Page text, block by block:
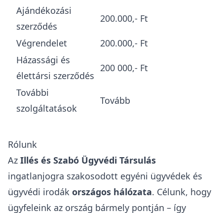
Ajándékozási
szerződés
200.000,- Ft
Végrendelet
200.000,- Ft
Házassági és
élettársi szerződés
200 000,- Ft
További
szolgáltatások
Tovább
Rólunk
Az Illés és Szabó Ügyvédi Társulás
ingatlanjogra szakosodott egyéni ügyvédek és
ügyvédi irodák országos hálózata. Célunk, hogy
ügyfeleink az ország bármely pontján – így